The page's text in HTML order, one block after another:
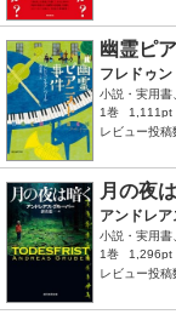
幽霊ピ
フレドゥ
小説・実用書
1巻
1,111pt
レビュー投稿
月の夜
アンドレ
小説・実用書
1巻
1,296pt
レビュー投稿